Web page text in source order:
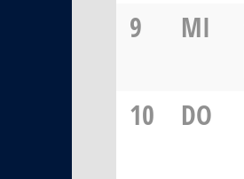
9 MI
10 DO